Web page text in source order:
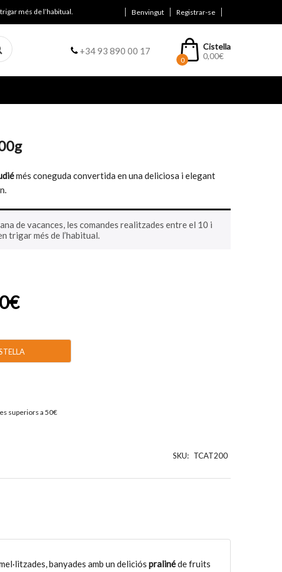
Benvingut Registrar-se
més de l’habitual.
Cistella
0,00€
0
+34 93 890 00 17
més coneguda convertida en una deliciosa i elegant
de vacances, les comandes realitzades entre el 10 i
trigar més de l’habitual.
€
superiors a 50€
SKU: TCAT200
banyades amb un deliciós pralinéde fruits